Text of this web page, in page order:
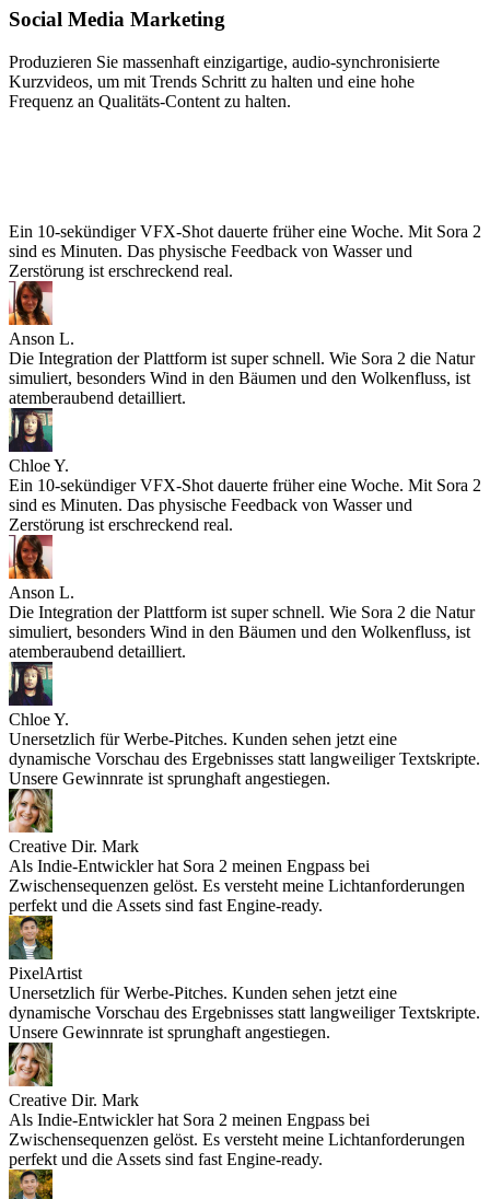
Social Media Marketing
Produzieren Sie massenhaft einzigartige, audio-synchronisierte
Kurzvideos, um mit Trends Schritt zu halten und eine hohe
Frequenz an Qualitäts-Content zu halten.
Ein 10-sekündiger VFX-Shot dauerte früher eine Woche. Mit Sora 2
sind es Minuten. Das physische Feedback von Wasser und
Zerstörung ist erschreckend real.
Anson L.
Die Integration der Plattform ist super schnell. Wie Sora 2 die Natur
simuliert, besonders Wind in den Bäumen und den Wolkenfluss, ist
atemberaubend detailliert.
Chloe Y.
Ein 10-sekündiger VFX-Shot dauerte früher eine Woche. Mit Sora 2
sind es Minuten. Das physische Feedback von Wasser und
Zerstörung ist erschreckend real.
Anson L.
Die Integration der Plattform ist super schnell. Wie Sora 2 die Natur
simuliert, besonders Wind in den Bäumen und den Wolkenfluss, ist
atemberaubend detailliert.
Chloe Y.
Unersetzlich für Werbe-Pitches. Kunden sehen jetzt eine
dynamische Vorschau des Ergebnisses statt langweiliger Textskripte.
Unsere Gewinnrate ist sprunghaft angestiegen.
Creative Dir. Mark
Als Indie-Entwickler hat Sora 2 meinen Engpass bei
Zwischensequenzen gelöst. Es versteht meine Lichtanforderungen
perfekt und die Assets sind fast Engine-ready.
PixelArtist
Unersetzlich für Werbe-Pitches. Kunden sehen jetzt eine
dynamische Vorschau des Ergebnisses statt langweiliger Textskripte.
Unsere Gewinnrate ist sprunghaft angestiegen.
Creative Dir. Mark
Als Indie-Entwickler hat Sora 2 meinen Engpass bei
Zwischensequenzen gelöst. Es versteht meine Lichtanforderungen
perfekt und die Assets sind fast Engine-ready.